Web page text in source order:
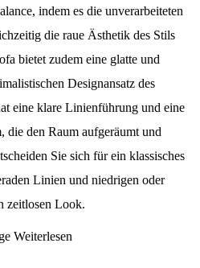
indem es die unverarbeiteten
die raue Ästhetik des Stils
bietet zudem eine glatte und
Designansatz des
eine klare Linienführung und eine
die den Raum aufgeräumt und
Sie sich für ein klassisches
Linien und niedrigen oder
zeitlosen Look.
Weiterlesen